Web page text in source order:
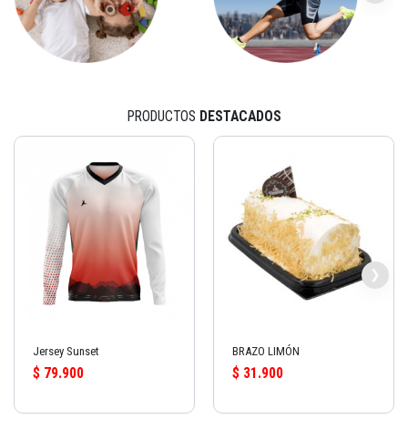
PRODUCTOS DESTACADOS
Jersey Sunset
$ 79.900
BRAZO LIMÓN
$ 31.900